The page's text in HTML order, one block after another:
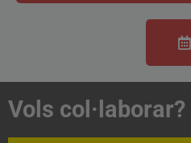
Vols col·laborar?